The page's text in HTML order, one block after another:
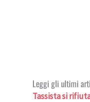
Leggi gli ultimi
Tassista si